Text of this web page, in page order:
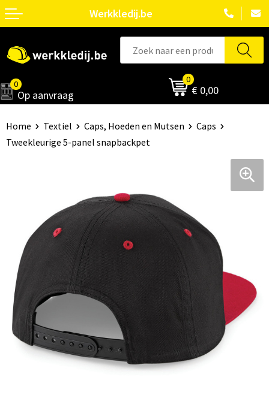
Werkkledij.be
0
Op aanvraag
0
€ 0,00
Home Textiel Caps, Hoeden en Mutsen
Caps
Tweekleurige 5-panel snapbackpet